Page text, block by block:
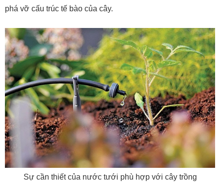
phá vỡ cấu trúc tế bào của cây.
Sự cần thiết của nước tưới phù hợp với cây trồng